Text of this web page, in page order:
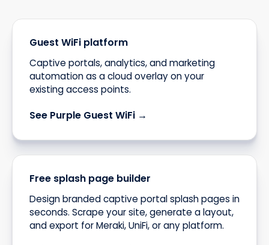
Guest WiFi platform
Captive portals, analytics, and marketing
automation as a cloud overlay on your
existing access points.
See Purple Guest WiFi →
Free splash page builder
Design branded captive portal splash pages in
seconds. Scrape your site, generate a layout,
and export for Meraki, UniFi, or any platform.